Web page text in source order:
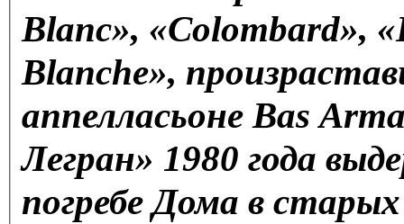
Blanc», «Colombard»,
Blanche»,
аппелласьоне Bas
Легран» 1980 года
погребе Дома в